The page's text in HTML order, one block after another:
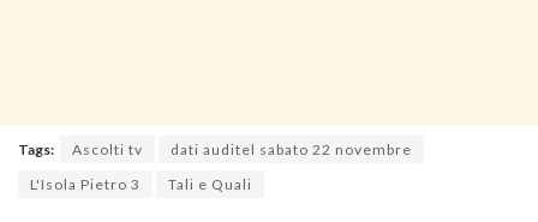
Tags: Ascolti tv
dati auditel sabato 22 novembre
L'Isola Pietro 3
Tali e Quali